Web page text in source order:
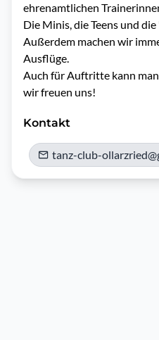
ehrenamtlichen
Die Minis, die Teens und
Außerdem machen wir
Ausflüge.
Auch für Auftritte kann
wir freuen uns!
Kontakt
tanz-club-